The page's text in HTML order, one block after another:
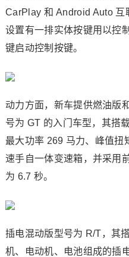
CarPlay 和 Android Auto 互
设置有一排实体按键用以控
键启动控制按键。
动力方面，新车提供燃油版
号为 GT 的入门车型，其搭
最大功率 269 马力、峰值扭
速手自一体变速箱，并采用
为 6.7 秒。
插电混动版型号为 R/T，其
机、电动机、电池组成的插